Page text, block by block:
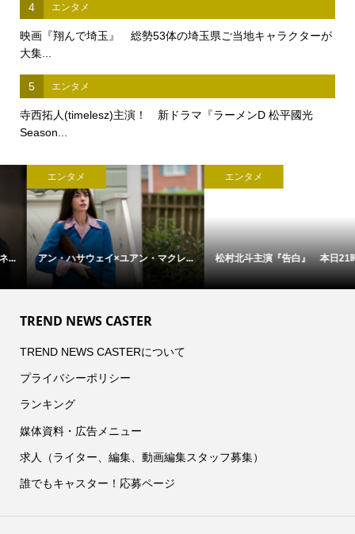
4 エンタメ
映画『翔んで埼玉』 総勢53体の埼玉県ご当地キャラクターが
大集...
5 エンタメ
寺西拓人(timelesz)主演！ 新ドラマ『ラーメンD 松平國光
Season...
エンタメ
アン・ハサウェイ×ユアン・マクレ...
エンタメ
松村北斗主演『告白』 本日21時...
TREND NEWS CASTER
TREND NEWS CASTERについて
プライバシーポリシー
ランキング
媒体資料・広告メニュー
求人（ライター、編集、動画編集スタッフ募集）
誰でもキャスター！応募ページ